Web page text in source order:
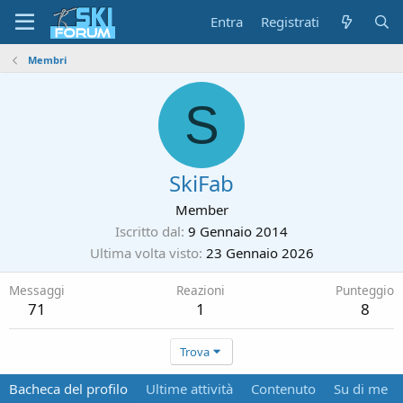
Entra Registrati
Membri
S
SkiFab
Member
Iscritto dal 9 Gennaio 2014
Ultima volta visto 23 Gennaio 2026
Messaggi
71
Reazioni
1
Punteggio
8
Trova
Bacheca del profilo Ultime attività Contenuto Su di me